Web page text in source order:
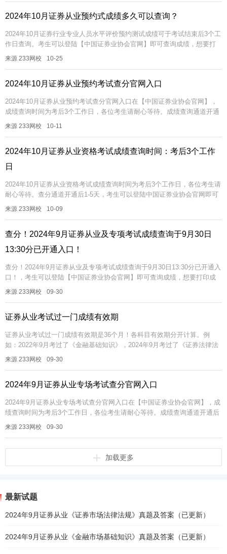
2024年10月证券从业预约式成绩多久可以查询？
2024年10月证券行业专业人员水平评价预约测试成绩可于考试结束后3个工
作日查询。考生可以登陆【中国证券业协会官网】即可查询成绩，想要打
印成绩合格证的考生，可在查分开启后1-5天左右，去成绩查询栏目下...
来源 233网校 10-25
2024年10月证券从业预约考试查分官网入口
2024年10月证券从业预约考试查分官网入口在【中国证券业协会官网】，
成绩查询时间为考后3个工作日，各位考生请耐心等待。成绩查询通道开通
后1-5天，考生可以登陆中国证券业协会官网即可查询成绩并打印成绩...
来源 233网校 10-11
2024年10月证券从业资格考试成绩查询时间：考后3个工作
日
2024年10月证券从业资格考试成绩查询时间为考后3个工作日，各位考生请
耐心等待。查分通道开通后1-5天，考生可以登陆中国证券业协会官网即可
查询成绩并打印成绩单。【2024年证券学习资料包】【免费领V...
来源 233网校 10-09
查分！2024年9月证券从业及专项考试成绩查询于9月30日
13:30分已开通入口！
查分！2024年9月证券从业及专项考试成绩查询于9月30日13:30分已开通入
口！，考生可以登陆【中国证券业协会官网】即可查询成绩，想要打印成
绩合格证的考生，可在查分开启后1-5天左右，去成绩查询栏目...
来源 233网校 09-30
证券从业考试过一门成绩有效期
证券从业考试过一门成绩有效期是36个月！各科目有效期分开计算。例
如：2022年9月考过了《金融基础知识》，2024年9月考过了《证券法律法
规》，那么《金融基础知识》成绩有效期只剩1年，而《证券法律法规...
来源 233网校 09-30
2024年9月证券从业专场考试查分官网入口
2024年9月证券从业专场考试查分官网入口在【中国证券业协会官网】，成
绩查询时间为考后3个工作日，各位考生请耐心等待。成绩查询通道开通后
1-5天，考生可以登陆中国证券业协会官网即可查询成绩并打印成绩单...
来源 233网校 09-30
加载更多
最新试题
2024年9月证券从业《证券市场法律法规》真题及答案（已更新）
2024年9月证券从业《金融市场基础知识》真题及答案（已更新）